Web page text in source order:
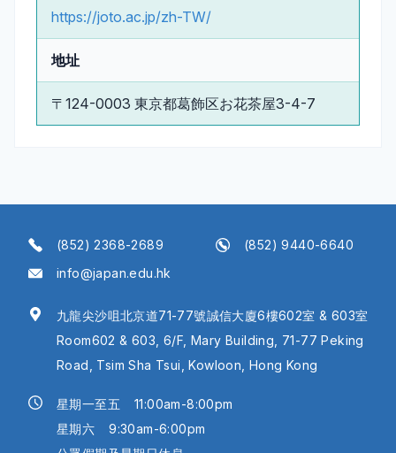
https://joto.ac.jp/zh-TW/
地址
〒124-0003 東京都葛飾区お花茶屋3-4-7
(852) 2368-2689
(852) 9440-6640
info@japan.edu.hk
九龍尖沙咀北京道71-77號誠信大廈6樓602室 & 603室
Room602 & 603, 6/F, Mary Building, 71-77 Peking
Road, Tsim Sha Tsui, Kowloon, Hong Kong
星期一至五
11:00am-8:00pm
星期六
9:30am-6:00pm